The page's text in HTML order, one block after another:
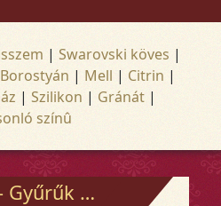
| Swarovski köves |
Borostyán | Mell | Citrin |
| Szilikon | Gránát |
színû
és ezüst ékszerek